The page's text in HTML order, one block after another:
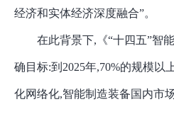
经济和实体经济深度融合”。
在此背景下,《“十四五”智
确目标:到2025年,70%的规模以
化网络化,智能制造装备国内市